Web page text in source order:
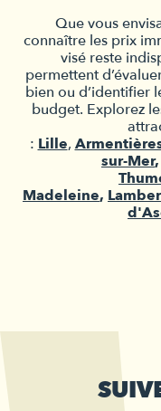
Que vous
connaître les prix
visé reste
permettent
bien ou d’identifier
budget. Explorez
: Lille,
sur-Mer,
Madeleine,